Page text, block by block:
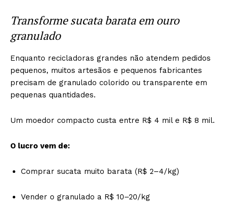
Transforme sucata barata em ouro
granulado
Enquanto recicladoras grandes não atendem pedidos
pequenos, muitos artesãos e pequenos fabricantes
precisam de granulado colorido ou transparente em
pequenas quantidades.
Um moedor compacto custa entre R$ 4 mil e R$ 8 mil.
O lucro vem de:
Comprar sucata muito barata (R$ 2–4/kg)
Vender o granulado a R$ 10–20/kg